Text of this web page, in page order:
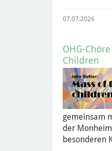
07.07.2026
OHG-
Children
gemeinsam
der
besonderen